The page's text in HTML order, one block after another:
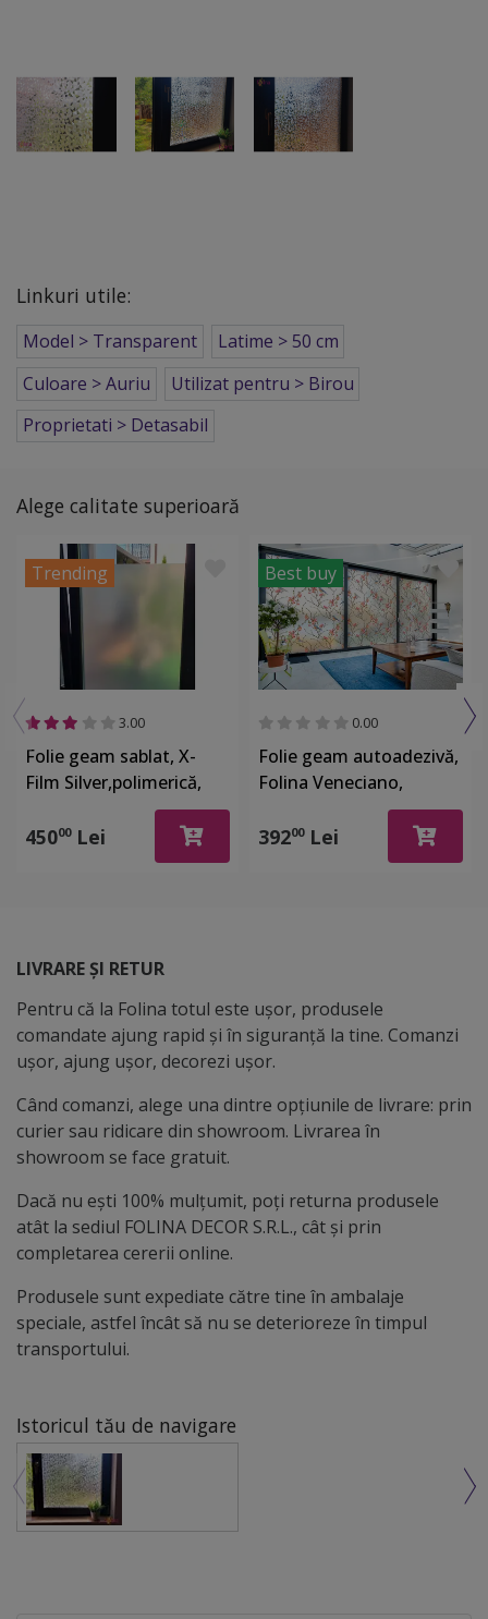
Linkuri utile:
Model > Transparent
Latime > 50 cm
Culoare > Auriu
Utilizat pentru > Birou
Proprietati > Detasabil
Alege calitate superioară
Trending
3.00
Folie geam sablat, X-
Film Silver,polimerică,
autoadezivă, textură
satinată, rolă de
45000Lei
Best buy
0.00
Folie geam autoadezivă,
Folina Veneciano,
sablare lăptoasă cu
imprimeu crengi înflorite
și păsări, rolă de 152x200
39200Lei
LIVRARE ȘI RETUR
Pentru că la Folina totul este ușor, produsele
comandate ajung rapid și în siguranță la tine. Comanzi
ușor, ajung ușor, decorezi ușor.
Când comanzi, alege una dintre opțiunile de livrare: prin
curier sau ridicare din showroom. Livrarea în
showroom se face gratuit.
Dacă nu ești 100% mulțumit, poți returna produsele
atât la sediul FOLINA DECOR S.R.L., cât și prin
completarea cererii online.
Produsele sunt expediate către tine în ambalaje
speciale, astfel încât să nu se deterioreze în timpul
transportului.
Istoricul tău de navigare